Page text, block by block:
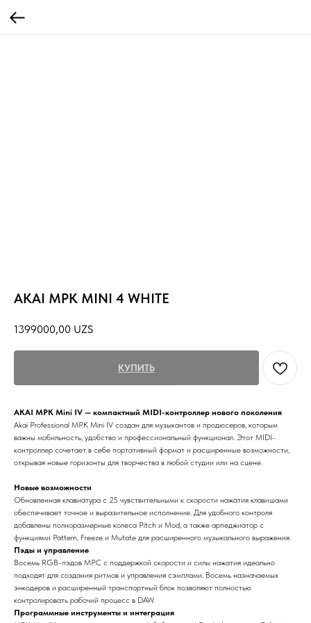
AKAI MPK MINI 4 WHITE
1399000,00 UZS
КУПИТЬ
AKAI MPK Mini IV — компактный MIDI-контроллер нового поколения
Akai Professional MPK Mini IV создан для музыкантов и продюсеров, которым
важны мобильность, удобство и профессиональный функционал. Этот MIDI-
контроллер сочетает в себе портативный формат и расширенные возможности,
открывая новые горизонты для творчества в любой студии или на сцене.
Новые возможности
Обновленная клавиатура с 25 чувствительными к скорости нажатия клавишами
обеспечивает точное и выразительное исполнение. Для удобного контроля
добавлены полноразмерные колеса Pitch и Mod, а также арпеджиатор с
функциями Pattern, Freeze и Mutate для расширенного музыкального выражения.
Пэды и управление
Восемь RGB-пэдов MPC с поддержкой скорости и силы нажатия идеально
подходят для создания ритмов и управления сэмплами. Восемь назначаемых
энкодеров и расширенный транспортный блок позволяют полностью
контролировать рабочий процесс в DAW.
Программные инструменты и интеграция